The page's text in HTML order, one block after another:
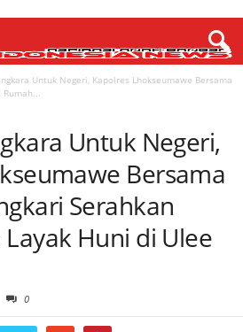
Untuk Negeri, Kapolres Lhokseumawe Bersama
Rumah...
Untuk Negeri,
Bersama
Serahkan
Huni di Ulee
0